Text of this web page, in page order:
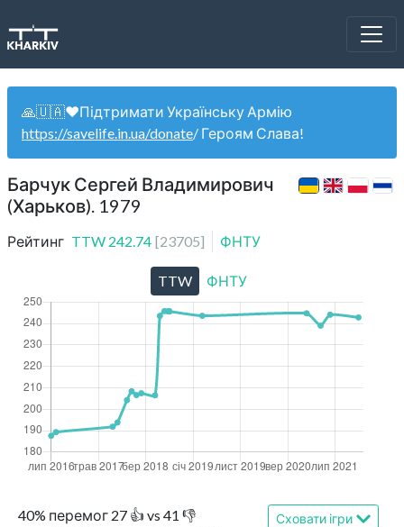
🙏🇺🇦❤️Підтримати Українську Армію
https://savelife.in.ua/donate/ Героям Слава!
Барчук Сергей Владимирович
(Харьков). 1979
Рейтинг TTW 242.74 [23705] ФНТУ
40% перемог 27 👍 vs 41 👎
Сховати ігри
TTW ФНТУ